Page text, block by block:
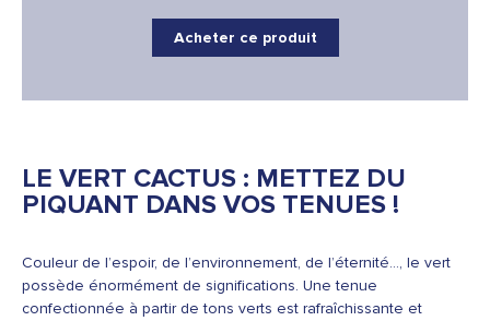
Acheter ce produit
LE VERT CACTUS : METTEZ DU
PIQUANT DANS VOS TENUES !
Couleur de l’espoir, de l’environnement, de l’éternité…, le vert
possède énormément de significations. Une tenue
confectionnée à partir de tons verts est rafraîchissante et